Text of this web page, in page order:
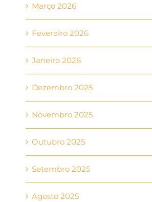
Março 2026
Fevereiro 2026
Janeiro 2026
Dezembro 2025
Novembro 2025
Outubro 2025
Setembro 2025
Agosto 2025